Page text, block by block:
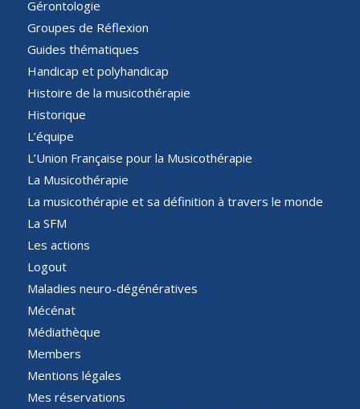
Gérontologie
Groupes de Réflexion
Guides thématiques
Handicap et polyhandicap
Histoire de la musicothérapie
Historique
L’équipe
L’Union Française pour la Musicothérapie
La Musicothérapie
La musicothérapie et sa définition à travers le monde
La SFM
Les actions
Logout
Maladies neuro-dégénératives
Mécénat
Médiathèque
Members
Mentions légales
Mes réservations